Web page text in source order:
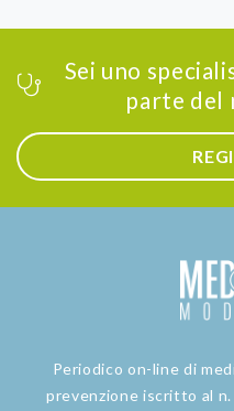
Sei uno
parte del
Periodico on-line di
prevenzione iscritto al